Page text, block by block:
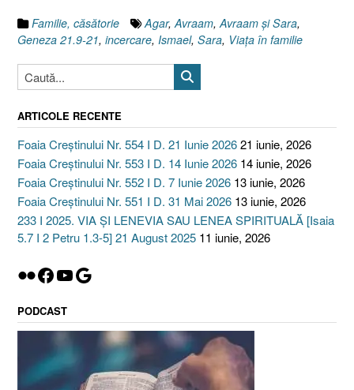
Familie, căsătorie Agar,Avraam,Avraam şi Sara,
Geneza 21.9-21, incercare, Ismael, Sara, Viaţa în familie
ARTICOLE RECENTE
Foaia Creștinului Nr. 554 I D. 21 Iunie 202621 iunie, 2026
Foaia Creștinului Nr. 553 I D. 14 Iunie 2026 14 iunie, 2026
Foaia Creștinului Nr. 552 I D. 7 Iunie 2026 13 iunie, 2026
Foaia Creștinului Nr. 551 I D. 31 Mai 2026 13 iunie, 2026
233 I 2025. VIA ȘI LENEVIA SAU LENEA SPIRITUALĂ [Isaia
5.7 I 2 Petru 1.3-5] 21 August 2025 11 iunie, 2026
Flickr
Facebook
YouTube
Google
PODCAST